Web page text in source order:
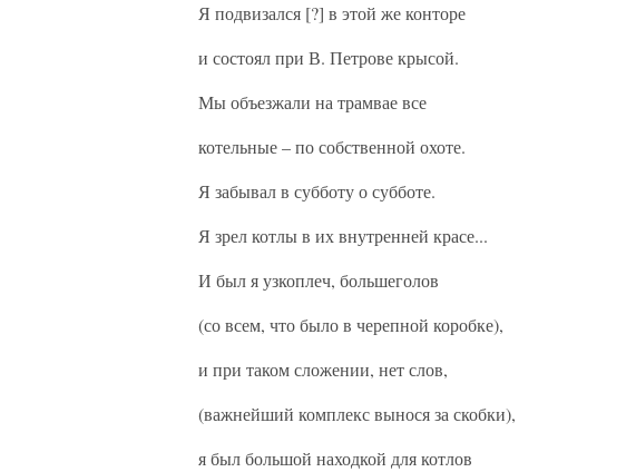
Я подвизался [?] в этой же конторе
и состоял при В. Петрове крысой.
Мы объезжали на трамвае все
котельные – по собственной охоте.
Я забывал в субботу о субботе.
Я зрел котлы в их внутренней красе...
И был я узкоплеч, большеголов
(со всем, что было в черепной коробке),
и при таком сложении, нет слов,
(важнейший комплекс вынося за скобки),
я был большой находкой для котлов